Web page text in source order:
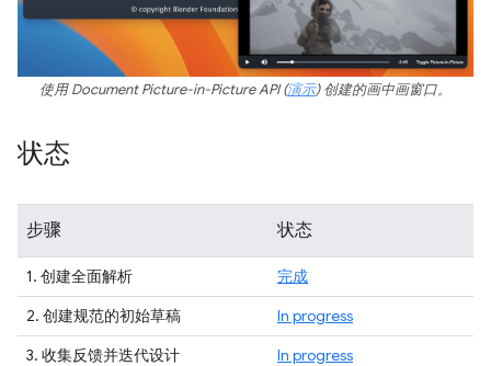
使用 Document Picture-in-Picture API (演示) 创建的画中画窗口。
状态
步骤 状态
1. 创建全面解析
完成
2. 创建规范的初始草稿
In progress
3. 收集反馈并迭代设计
In progress